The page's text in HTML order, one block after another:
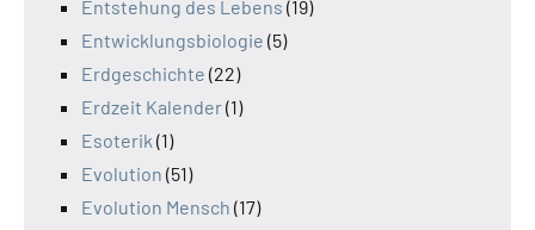
Entstehung des Lebens (19)
Entwicklungsbiologie (5)
Erdgeschichte (22)
Erdzeit Kalender(1)
Esoterik (1)
Evolution (51)
Evolution Mensch (17)